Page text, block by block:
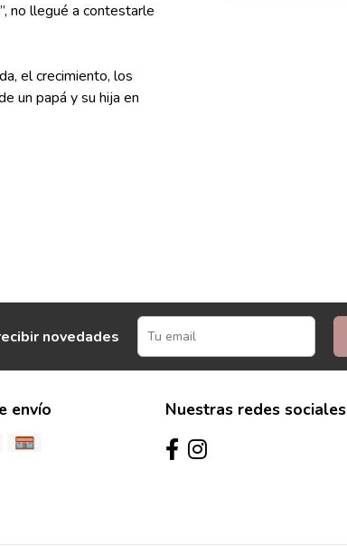
no llegué a contestarle
el crecimiento, los
un papá y su hija en
novedades
envío Nuestras redes sociales